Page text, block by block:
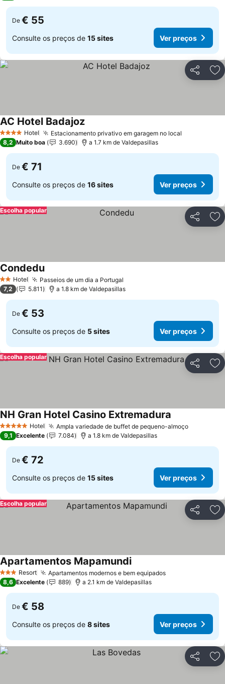
De € 55
Consulte os preços de 15 sites Ver preços
Partilhar
4 EstrelasHotel Estacionamento privativo em garagem no local
AC Hotel BadajozVer preços
8,2 Muito boa 3.690 a 1.7 km de Valdepasillas
De € 71
Consulte os preços de 16 sites Ver preços
Partilhar
Escolha popular
2 Estrelas
Hotel Passeios de um dia a Portugal
CondeduVer preços
7,2 5.811 a 1.8 km de Valdepasillas
De € 53
Consulte os preços de 5 sites Ver preços
Partilhar
Escolha popular
5 Estrelas Hotel Ampla variedade de buffet de pequeno-almoçoVer
NH Gran Hotel Casino Extremadura
9,1 Excelente 7.084 a 1.8 km de Valdepasillas
De € 72
Consulte os preços de 15 sites Ver preços
Partilhar
Escolha popular
3 EstrelasResort Apartamentos modernos e bem equipadosVer preços
Apartamentos MapamundiVer preços
8,6 Excelente 889 a 2.1 km de Valdepasillas
De € 58
Consulte os preços de 8 sites Ver preços
Partilhar